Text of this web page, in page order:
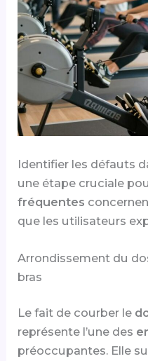
Identifier les défauts
une étape cruciale
fréquentes
que les utilisateurs
Arrondissement du
bras
Le fait de courber le
représente l’une des
préoccupantes. Elle